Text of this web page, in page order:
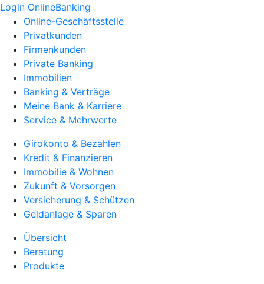
Login OnlineBanking
Online-Geschäftsstelle
Privatkunden
Firmenkunden
Private Banking
Immobilien
Banking & Verträge
Meine Bank & Karriere
Service & Mehrwerte
Girokonto & Bezahlen
Kredit & Finanzieren
Immobilie & Wohnen
Zukunft & Vorsorgen
Versicherung & Schützen
Geldanlage & Sparen
Übersicht
Beratung
Produkte